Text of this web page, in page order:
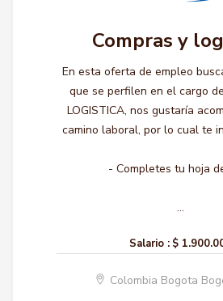
Compras y
En esta oferta de empleo
que se perfilen en el cargo
LOGISTICA, nos gustaría
camino laboral, por lo cual te
- Completes tu hoja
...
Salario : $
Colombia Bogota